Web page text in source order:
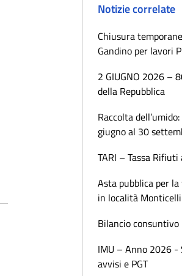
Notizie correlate
Chiusura
Gandino per lavori
2 GIUGNO 2026 –
della Repubblica
Raccolta
giugno al 30
TARI – Tassa
Asta pubblica per
in località Monticelli
Bilancio
IMU – Anno 2026 -
avvisi e PGT